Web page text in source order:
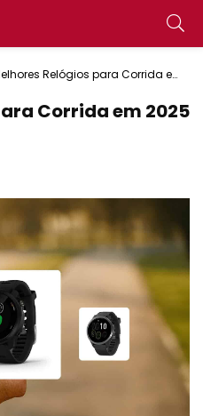
Relógios para Corrida em
Corrida em 2025